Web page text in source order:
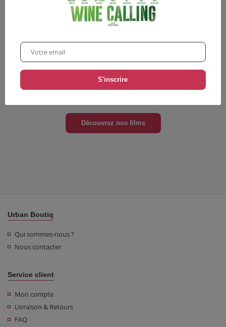
3,90€
Menina
Drame
Burn Burn Burn
Comédie • Drame
Découvrez nos films
Urban Boutiq
Qui sommes-nous ?
Nous contacter
Service client
Mon compte
Livraison & Retours
FAQ